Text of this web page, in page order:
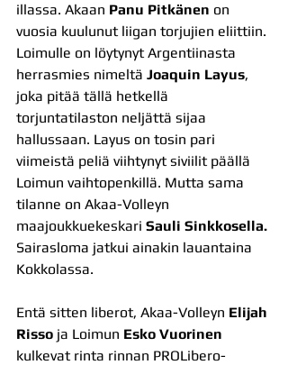
illassa. Akaan Panu Pitkänen on
vuosia kuulunut liigan torjujien eliittiin.
Loimulle on löytynyt Argentiinasta
herrasmies nimeltä Joaquin Layus,
joka pitää tällä hetkellä
torjuntatilaston neljättä sijaa
hallussaan. Layus on tosin pari
viimeistä peliä viihtynyt siviilit päällä
Loimun vaihtopenkillä. Mutta sama
tilanne on Akaa-Volleyn
maajoukkuekeskari Sauli Sinkkosella.
Sairasloma jatkui ainakin lauantaina
Kokkolassa.
Entä sitten liberot, Akaa-Volleyn Elijah
Risso ja Loimun Esko Vuorinen
kulkevat rinta rinnan PROLibero-